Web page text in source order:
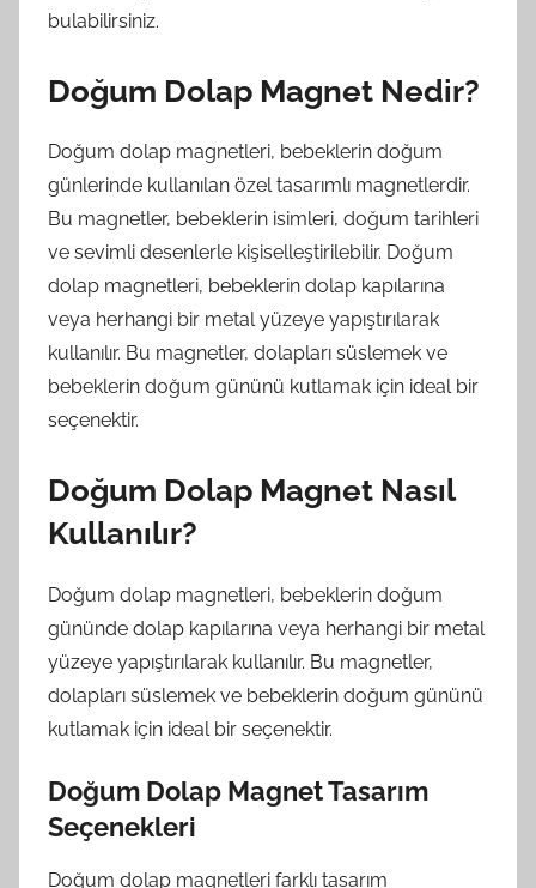
bulabilirsiniz.
Doğum Dolap Magnet Nedir?
Doğum dolap magnetleri, bebeklerin doğum
günlerinde kullanılan özel tasarımlı magnetlerdir.
Bu magnetler, bebeklerin isimleri, doğum tarihleri
ve sevimli desenlerle kişiselleştirilebilir. Doğum
dolap magnetleri, bebeklerin dolap kapılarına
veya herhangi bir metal yüzeye yapıştırılarak
kullanılır. Bu magnetler, dolapları süslemek ve
bebeklerin doğum gününü kutlamak için ideal bir
seçenektir.
Doğum Dolap Magnet Nasıl
Kullanılır?
Doğum dolap magnetleri, bebeklerin doğum
gününde dolap kapılarına veya herhangi bir metal
yüzeye yapıştırılarak kullanılır. Bu magnetler,
dolapları süslemek ve bebeklerin doğum gününü
kutlamak için ideal bir seçenektir.
Doğum Dolap Magnet Tasarım
Seçenekleri
Doğum dolap magnetleri farklı tasarım